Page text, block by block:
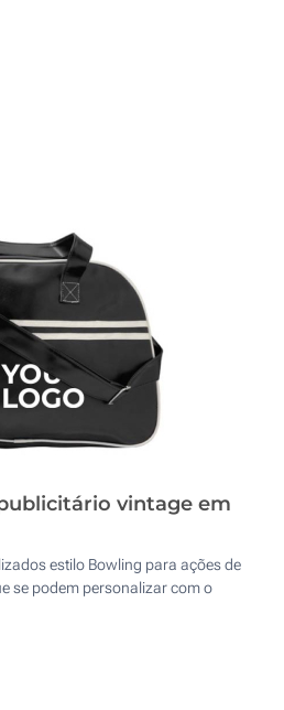
vintage em
estilo Bowling para ações de
se podem personalizar com o